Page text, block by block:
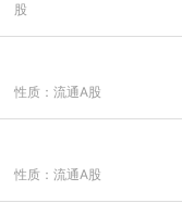
股
性质：流通A股
性质：流通A股